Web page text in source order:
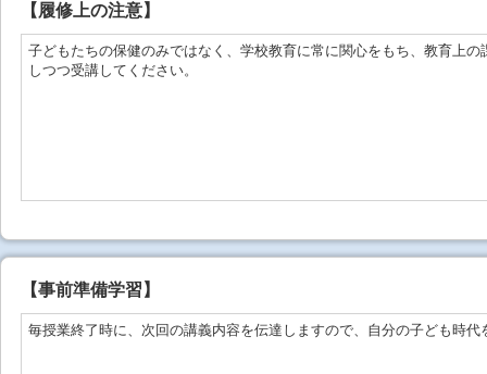
【 履修上の注意】
子どもたちの保健のみではなく、学校教育に常に関心をもち、教育上
しつつ受講してください。
【事前準備学習】
毎授業終了時に、次回の講義内容を伝達しますので、自分の子ども時